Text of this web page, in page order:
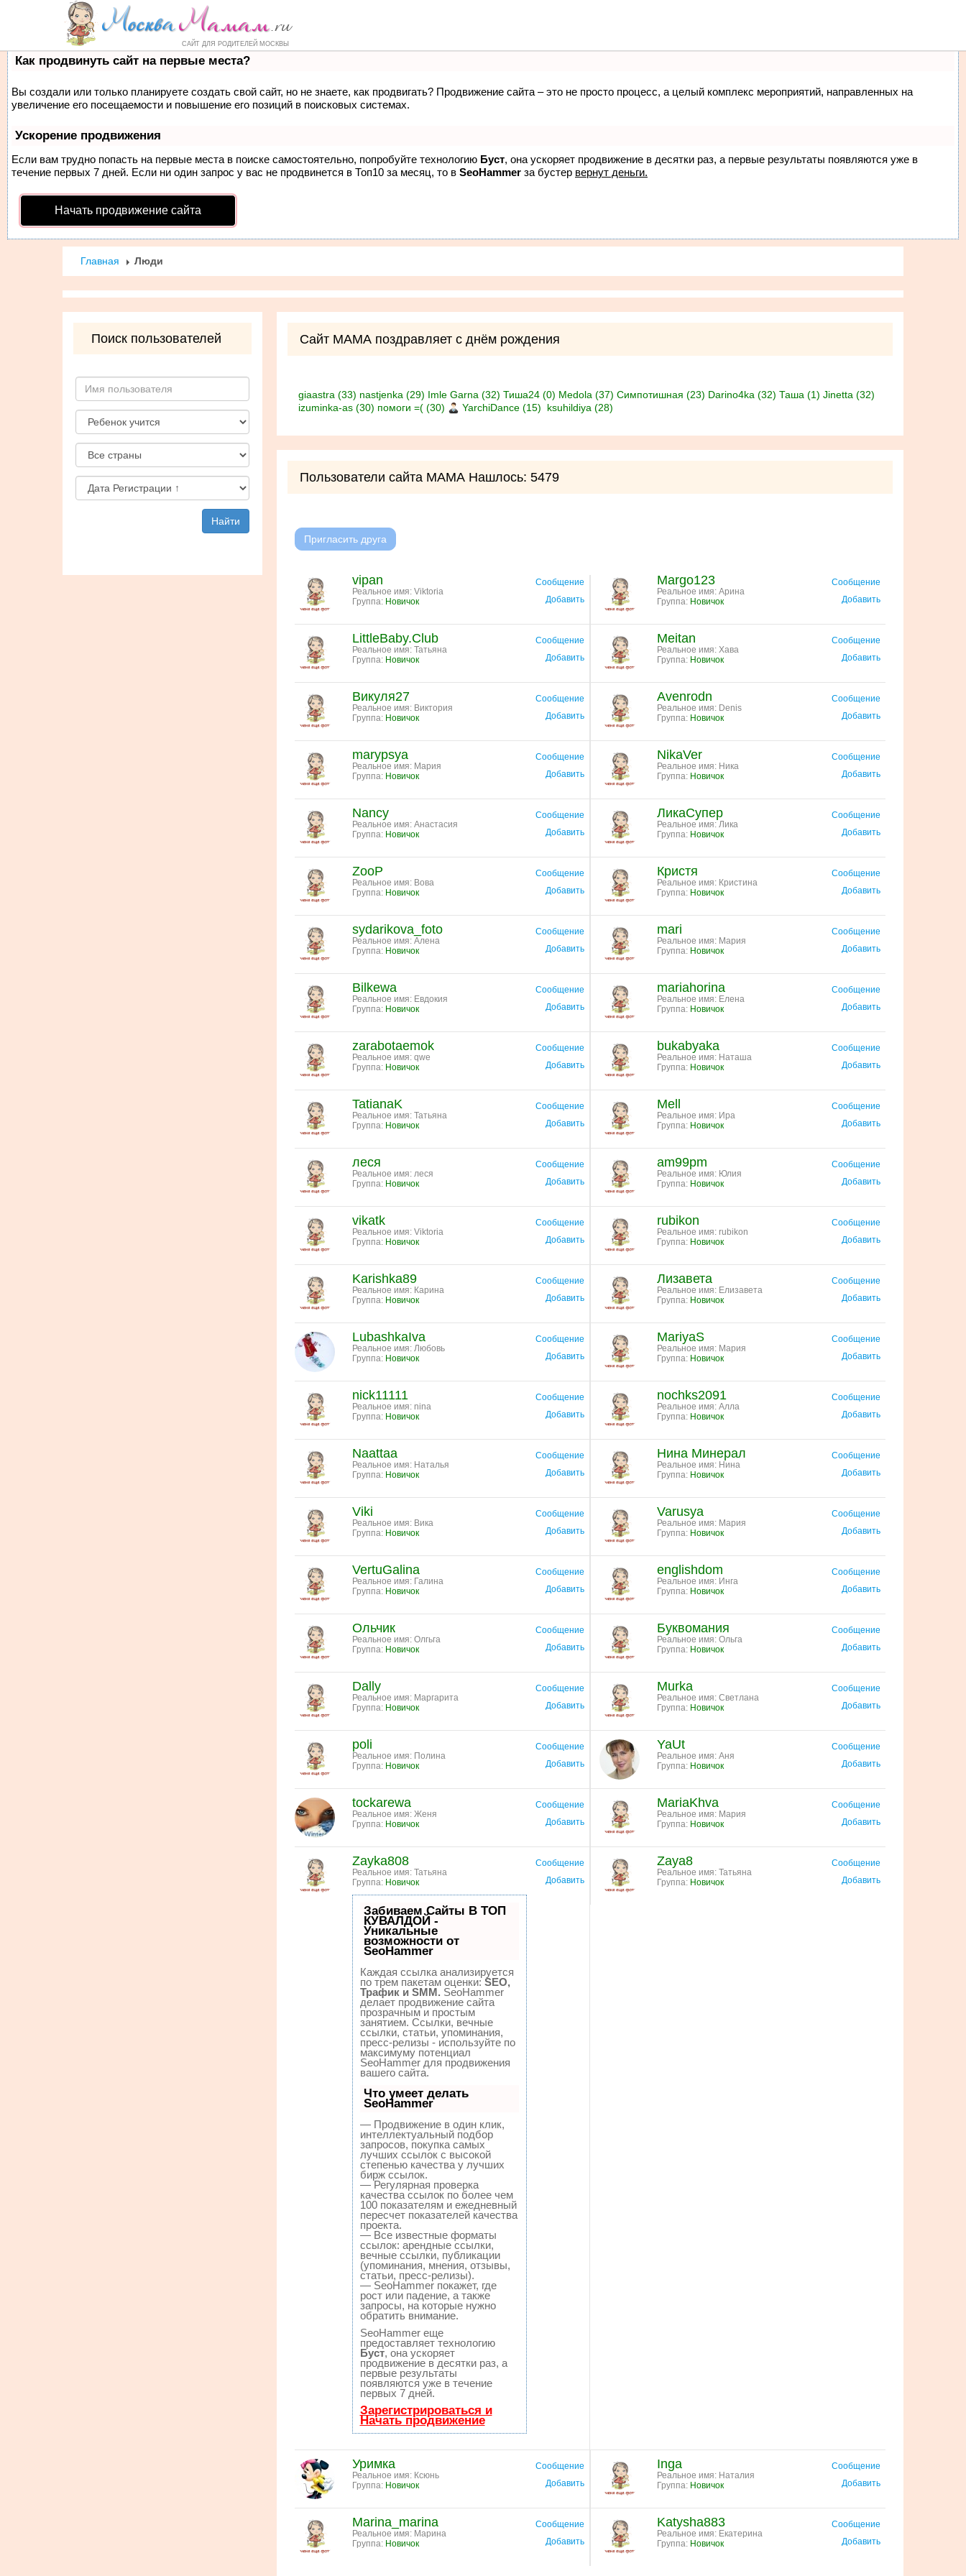
САЙТ ДЛЯ РОДИТЕЛЕЙ МОСКВЫ
Форум Маркет
Как продвинуть сайт на первые места?
Вы создали или только планируете создать свой сайт, но не знаете, как продвигать? Продвижение сайта – это не просто процесс, а целый комплекс мероприятий, направленных на
увеличение его посещаемости и повышение его позиций в поисковых системах.
Ускорение продвижения
Если вам трудно попасть на первые места в поиске самостоятельно, попробуйте технологию Буст, она ускоряет продвижение в десятки раз, а первые результаты появляются уже в
течение первых 7 дней. Если ни один запрос у вас не продвинется в Топ10 за месяц, то в SeoHammer за бустер вернут деньги.
Начать продвижение сайта
Главная Люди
Поиск пользователей
Найти
Сайт МАМА поздравляет с днём рождения
giaastra (33) nastjenka (29) Imle Garna (32) Тиша24 (0) Medola (37) Симпотишная (23) Darino4ka (32) Таша (1) Jinetta (32)
izuminka-as (30) помоги =( (30) YarchiDance (15) ksuhildiya (28)
Пользователи сайта МАМА Нашлось: 5479
Пригласить друга
Сообщение
Добавить
vipan
Реальное имя: Viktoria
Группа: Новичок
Сообщение
Добавить
Margo123
Реальное имя: Арина
Группа: Новичок
Сообщение
Добавить
LittleBaby.Club
Реальное имя: Татьяна
Группа: Новичок
Сообщение
Добавить
Meitan
Реальное имя: Хава
Группа: Новичок
Сообщение
Добавить
Викуля27
Реальное имя: Виктория
Группа: Новичок
Сообщение
Добавить
Avenrodn
Реальное имя: Denis
Группа: Новичок
Сообщение
Добавить
marypsya
Реальное имя: Мария
Группа: Новичок
Сообщение
Добавить
NikaVer
Реальное имя: Ника
Группа: Новичок
Сообщение
Добавить
Nancy
Реальное имя: Анастасия
Группа: Новичок
Сообщение
Добавить
ЛикаСупер
Реальное имя: Лика
Группа: Новичок
Сообщение
Добавить
ZooP
Реальное имя: Вова
Группа: Новичок
Сообщение
Добавить
Кристя
Реальное имя: Кристина
Группа: Новичок
Сообщение
Добавить
sydarikova_foto
Реальное имя: Алена
Группа: Новичок
Сообщение
Добавить
mari
Реальное имя: Мария
Группа: Новичок
Сообщение
Добавить
Bilkewa
Реальное имя: Евдокия
Группа: Новичок
Сообщение
Добавить
mariahorina
Реальное имя: Елена
Группа: Новичок
Сообщение
Добавить
zarabotaemok
Реальное имя: qwe
Группа: Новичок
Сообщение
Добавить
bukabyaka
Реальное имя: Наташа
Группа: Новичок
Сообщение
Добавить
TatianaK
Реальное имя: Татьяна
Группа: Новичок
Сообщение
Добавить
Mell
Реальное имя: Ира
Группа: Новичок
Сообщение
Добавить
леся
Реальное имя: леся
Группа: Новичок
Сообщение
Добавить
am99pm
Реальное имя: Юлия
Группа: Новичок
Сообщение
Добавить
vikatk
Реальное имя: Viktoria
Группа: Новичок
Сообщение
Добавить
rubikon
Реальное имя: rubikon
Группа: Новичок
Сообщение
Добавить
Karishka89
Реальное имя: Карина
Группа: Новичок
Сообщение
Добавить
Лизавета
Реальное имя: Елизавета
Группа: Новичок
Сообщение
Добавить
LubashkaIva
Реальное имя: Любовь
Группа: Новичок
Сообщение
Добавить
MariyaS
Реальное имя: Мария
Группа: Новичок
Сообщение
Добавить
nick11111
Реальное имя: nina
Группа: Новичок
Сообщение
Добавить
nochks2091
Реальное имя: Алла
Группа: Новичок
Сообщение
Добавить
Naattaa
Реальное имя: Наталья
Группа: Новичок
Сообщение
Добавить
Нина Минерал
Реальное имя: Нина
Группа: Новичок
Сообщение
Добавить
Viki
Реальное имя: Вика
Группа: Новичок
Сообщение
Добавить
Varusya
Реальное имя: Мария
Группа: Новичок
Сообщение
Добавить
VertuGalina
Реальное имя: Галина
Группа: Новичок
Сообщение
Добавить
englishdom
Реальное имя: Инга
Группа: Новичок
Сообщение
Добавить
Ольчик
Реальное имя: Олгьга
Группа: Новичок
Сообщение
Добавить
Буквомания
Реальное имя: Ольга
Группа: Новичок
Сообщение
Добавить
Dally
Реальное имя: Маргарита
Группа: Новичок
Сообщение
Добавить
Murka
Реальное имя: Светлана
Группа: Новичок
Сообщение
Добавить
poli
Реальное имя: Полина
Группа: Новичок
Сообщение
Добавить
YaUt
Реальное имя: Аня
Группа: Новичок
Сообщение
Добавить
tockarewa
Реальное имя: Женя
Группа: Новичок
Сообщение
Добавить
MariaKhva
Реальное имя: Мария
Группа: Новичок
Сообщение
Добавить
Zayka808
Реальное имя: Татьяна
Группа: Новичок
Забиваем Сайты В ТОП
КУВАЛДОЙ -
Уникальные
возможности от
SeoHammer
Каждая ссылка анализируется
по трем пакетам оценки:SEO,
Трафик и SMM. SeoHammer
делает продвижение сайта
прозрачным и простым
занятием. Ссылки, вечные
ссылки, статьи, упоминания,
пресс-релизы - используйте по
максимуму потенциал
SeoHammer для продвижения
вашего сайта.
Что умеет делать
SeoHammer
— Продвижение в один клик,
интеллектуальный подбор
запросов, покупка самых
лучших ссылок с высокой
степенью качества у лучших
бирж ссылок.
— Регулярная проверка
качества ссылок по более чем
100 показателям и ежедневный
пересчет показателей качества
проекта.
— Все известные форматы
ссылок: арендные ссылки,
вечные ссылки, публикации
(упоминания, мнения, отзывы,
статьи, пресс-релизы).
— SeoHammer покажет, где
рост или падение, а также
запросы, на которые нужно
обратить внимание.
SeoHammer еще
предоставляет технологию
Буст, она ускоряет
продвижение в десятки раз, а
первые результаты
появляются уже в течение
первых 7 дней.
Зарегистрироваться и
Начать продвижение
Сообщение
Добавить
Zaya8
Реальное имя: Татьяна
Группа: Новичок
Сообщение
Добавить
Уримка
Реальное имя: Ксюнь
Группа: Новичок
Сообщение
Добавить
Inga
Реальное имя: Наталия
Группа: Новичок
Сообщение
Добавить
Marina_marina
Реальное имя: Марина
Группа: Новичок
Сообщение
Добавить
Katysha883
Реальное имя: Екатерина
Группа: Новичок